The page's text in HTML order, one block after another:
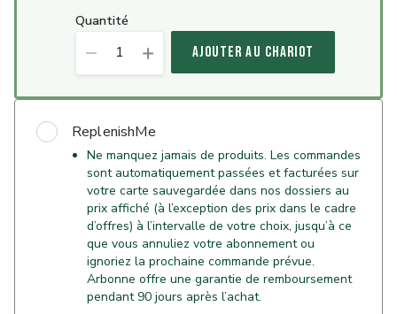
quantité
1 AJOUTER AU CHARIOT
ReplenishMe
Ne manquez jamais de produits. Les commandes
sont automatiquement passées et facturées sur
votre carte sauvegardée dans nos dossiers au
prix affiché (à l’exception des prix dans le cadre
d’offres) à l’intervalle de votre choix, jusqu’à ce
que vous annuliez votre abonnement ou
ignoriez la prochaine commande prévue.
Arbonne offre une garantie de remboursement
pendant 90 jours après l’achat.